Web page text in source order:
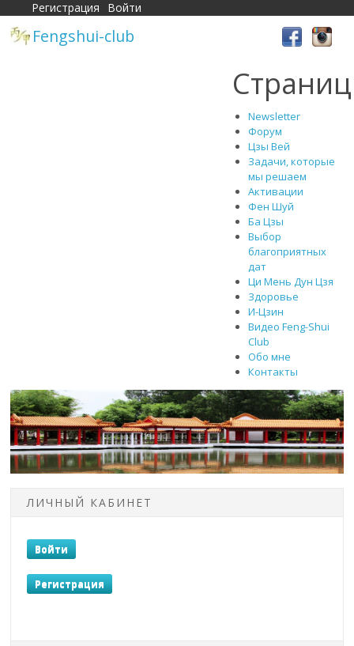
Fengshui-club
Newsletter
Форум
Цзы Вей
Задачи, которые
мы решаем
Активации
Фен Шуй
Ба Цзы
Выбор
благоприятных
дат
Ци Мень Дун Цзя
Здоровье
И-Цзин
Видео Feng-Shui
Club
Обо мне
Контакты
ЛИЧНЫЙ КАБИНЕТ
Регистрация Войти